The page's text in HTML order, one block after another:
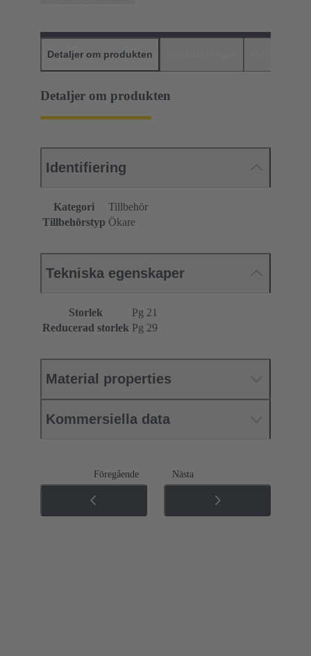
Detaljer om produkten
Detaljer om produkten
Identifiering
Kategori
Tillbehör
Tillbehörstyp Ökare
Tekniska egenskaper
Storlek
Pg 21
Reducerad storlek Pg 29
Material properties
Kommersiella data
Föregående Nästa